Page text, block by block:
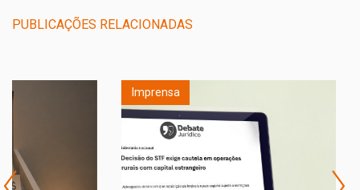
PUBLICAÇÕES RELACIONADAS